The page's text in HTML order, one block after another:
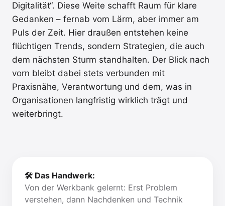
Digitalität“. Diese Weite schafft Raum für klare
Gedanken – fernab vom Lärm, aber immer am
Puls der Zeit. Hier draußen entstehen keine
flüchtigen Trends, sondern Strategien, die auch
dem nächsten Sturm standhalten. Der Blick nach
vorn bleibt dabei stets verbunden mit
Praxisnähe, Verantwortung und dem, was in
Organisationen langfristig wirklich trägt und
weiterbringt.
🛠 Das Handwerk:
Von der Werkbank gelernt: Erst Problem
verstehen, dann Nachdenken und Technik